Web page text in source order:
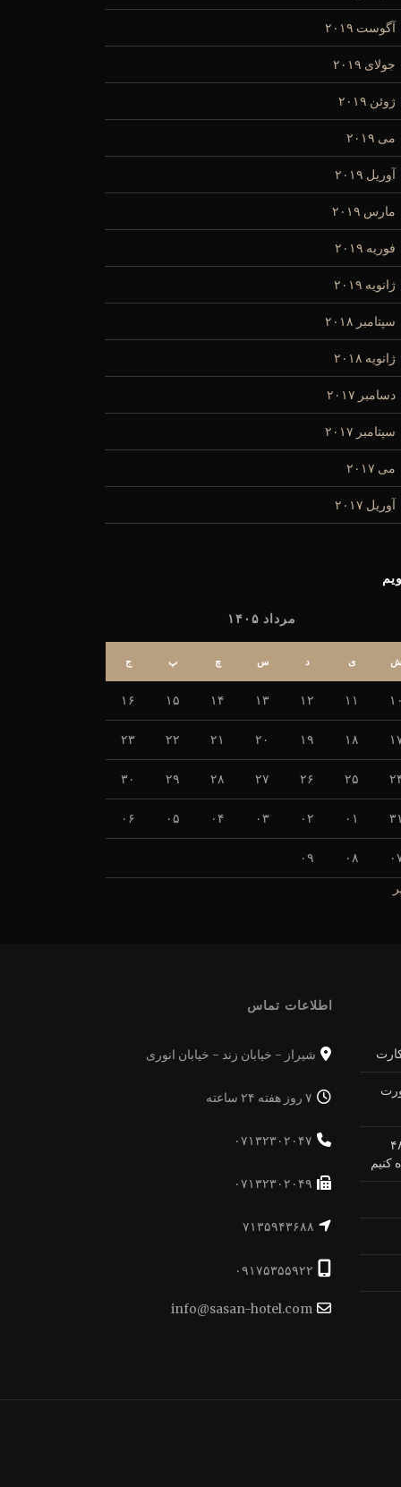
آگوست ۲۰۱۹
جولای ۲۰۱۹
ژوئن ۲۰۱۹
می ۲۰۱۹
آوریل ۲۰۱۹
مارس ۲۰۱۹
فوریه ۲۰۱۹
ژانویه ۲۰۱۹
سپتامبر ۲۰۱۸
ژانویه ۲۰۱۸
دسامبر ۲۰۱۷
سپتامبر ۲۰۱۷
می ۲۰۱۷
آوریل ۲۰۱۷
مرداد ۱۴۰۵
ش ی د س چ پ ج
۱۰ ۱۱ ۱۲ ۱۳ ۱۴ ۱۵ ۱۶
۱۸ ۱۹ ۲۰ ۲۱ ۲۲ ۲۳
۲۵ ۲۶ ۲۷ ۲۸ ۲۹ ۳۰
۳۱ ۰۱ ۰۲ ۰۳ ۰۴ ۰۵ ۰۶
۰۸
۰۹
اطلاعات تماس
شیراز - خیابان زند - خیابان انوری
شکل ممکن از ۴۸
کنیم